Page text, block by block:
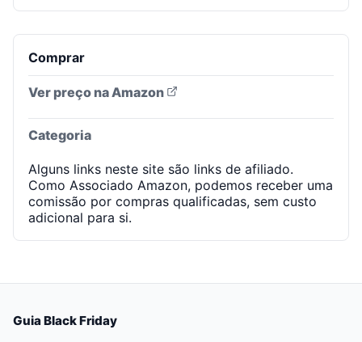
Comprar
Ver preço na Amazon
Categoria
Alguns links neste site são links de afiliado.
Como Associado Amazon, podemos receber uma
comissão por compras qualificadas, sem custo
adicional para si.
Guia Black Friday